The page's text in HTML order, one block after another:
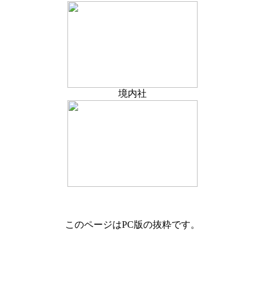
境内社
このページはPC版の抜粋です。